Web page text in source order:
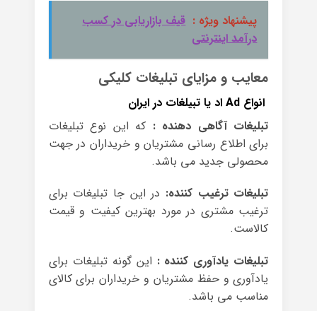
پیشنهاد ویژه : قیف بازاریابی در کسب
درآمد اینترنتی
معایب و مزایای تبلیغات کلیکی
انواع Ad اد یا تبیلغات در ایران
تبلیغات آگاهی دهنده : که این نوع تبلیغات
برای اطلاع رسانی مشتریان و خریداران در جهت
محصولی جدید می باشد.
تبلیغات ترغیب کننده: در این جا تبلیغات برای
ترغیب مشتری در مورد بهترین کیفیت و قیمت
کالاست.
تبلیغات یادآوری کننده : این گونه تبلیغات برای
یادآوری و حفظ مشتریان و خریداران برای کالای
مناسب می باشد.